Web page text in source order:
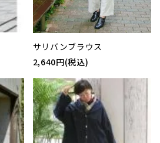
サリバンブラウス
2,640円(税込)